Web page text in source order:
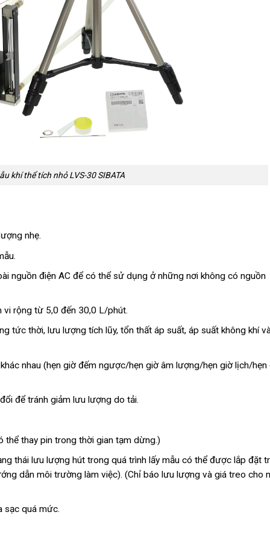
khí thể tích nhỏ LVS-30 SIBATA
nhẹ.
nguồn điện AC để có thể sử dụng ở những nơi không có nguồn
rộng từ 5,0 đến 30,0 L/phút.
tức thời, lưu lượng tích lũy, tổn thất áp suất, áp suất không khí
nhau (hẹn giờ đếm ngược/hẹn giờ âm lượng/hẹn giờ lịch/hẹn
để tránh giảm lưu lượng do tải.
thay pin trong thời gian tạm dừng.)
thái lưu lượng hút trong quá trình lấy mẫu có thể được lắp đặt
dẫn môi trường làm việc). (Chỉ báo lưu lượng và giá treo cho
sạc quá mức.